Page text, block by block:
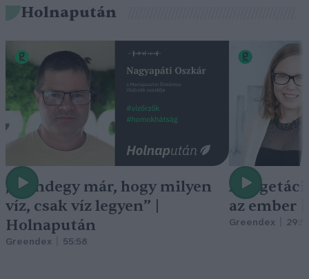
Holnapután
„Mindegy már, hogy milyen
víz, csak víz legyen” |
Holnapután
Greendex 55:58
A
az ember
Greendex